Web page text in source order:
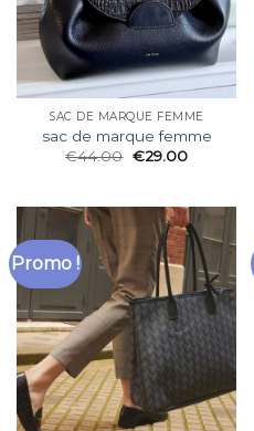
SAC DE MARQUE FEMME
sac de marque femme
€44.00 €29.00
Promo !